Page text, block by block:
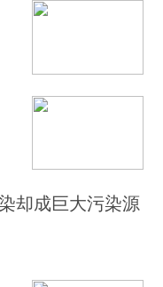
却成巨大污染源